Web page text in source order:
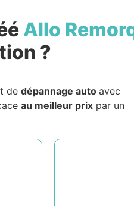
Allo
?
de dépannage auto avec
au meilleur prix par un